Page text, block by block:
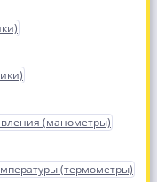
(манометры)
(термометры)